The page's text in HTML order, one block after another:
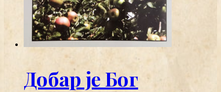
Добар је Бог